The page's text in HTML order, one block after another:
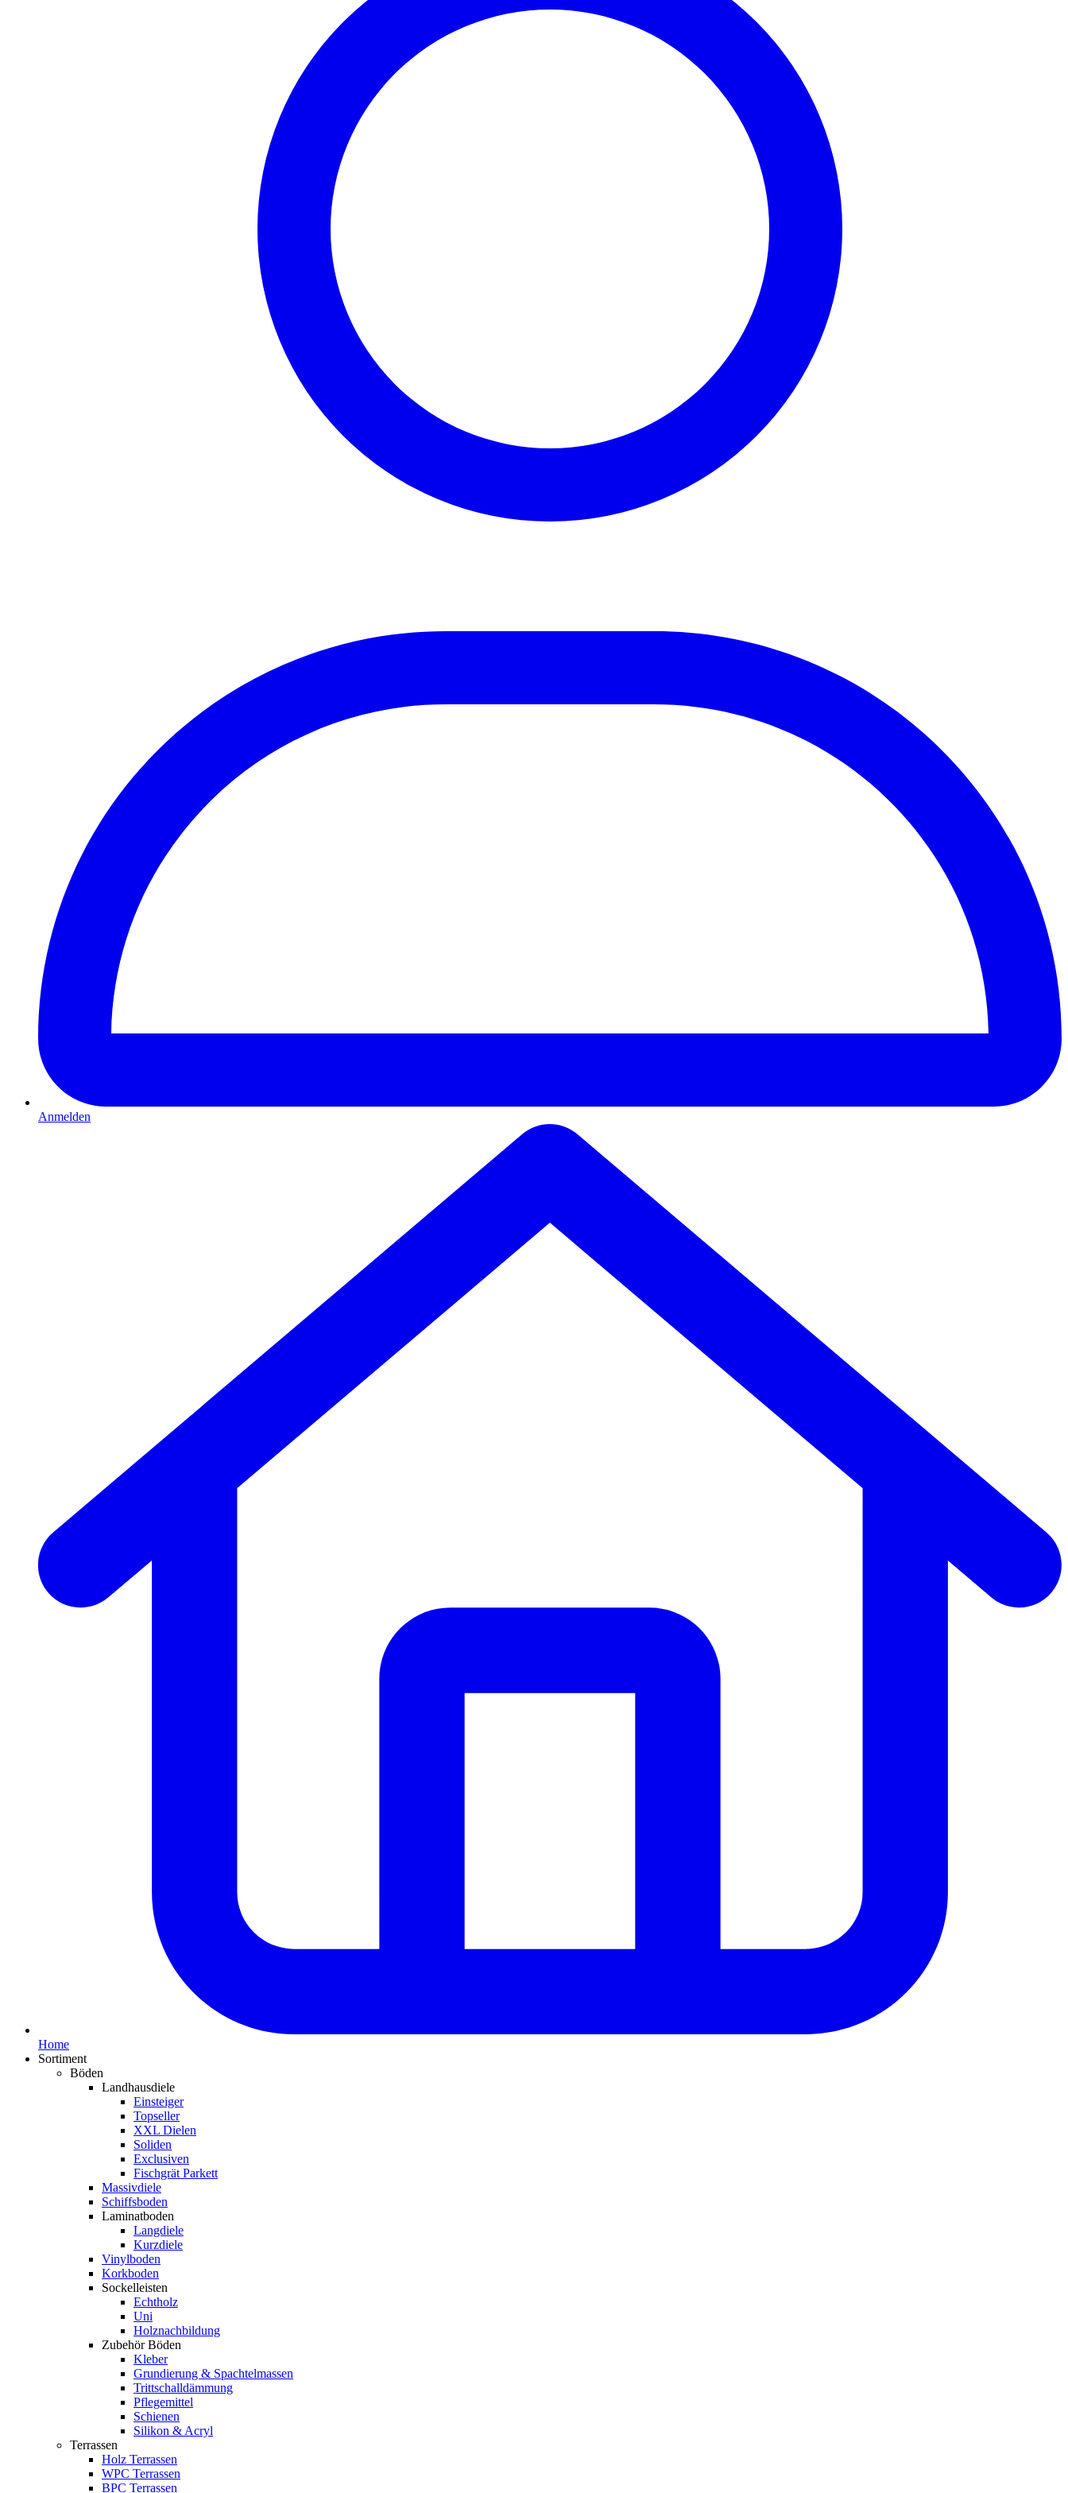
Anmelden
Home
Sortiment
Böden
Landhausdiele
Einsteiger
Topseller
XXL Dielen
Soliden
Exclusiven
Fischgrät Parkett
Massivdiele
Schiffsboden
Laminatboden
Langdiele
Kurzdiele
Vinylboden
Korkboden
Sockelleisten
Echtholz
Uni
Holznachbildung
Zubehör Böden
Kleber
Grundierung & Spachtelmassen
Trittschalldämmung
Pflegemittel
Schienen
Silikon & Acryl
Terrassen
Holz Terrassen
WPC Terrassen
BPC Terrassen